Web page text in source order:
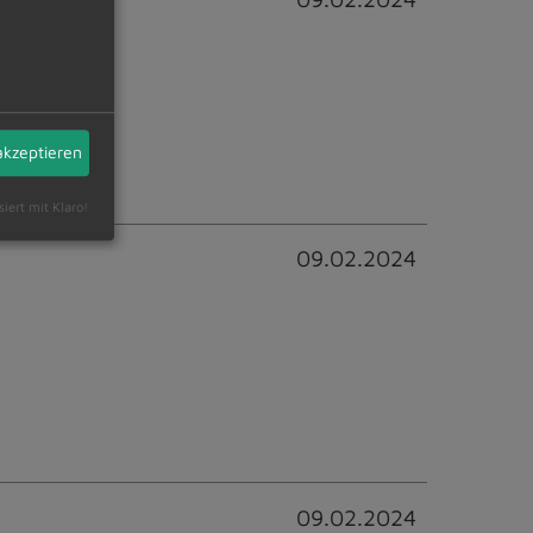
09.02.2024
09.02.2024
mit Klaro!